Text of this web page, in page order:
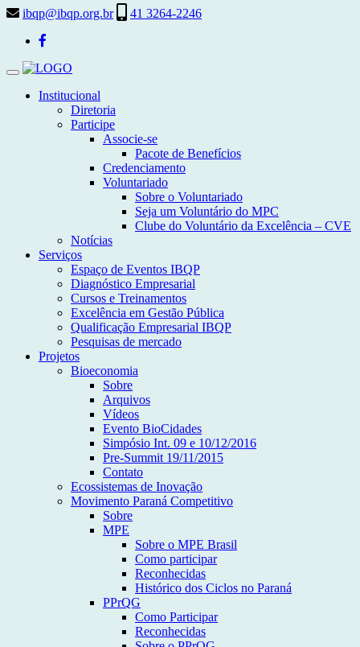
ibqp@ibqp.org.br 41 3264-2246
Toggle
navigationInstitucional
Diretoria
Participe
Associe-se
Pacote de Benefícios
Credenciamento
Voluntariado
Sobre o Voluntariado
Seja um Voluntário do MPC
Clube do Voluntário da Excelência – CVE
Notícias
Serviços
Espaço de Eventos IBQP
Diagnóstico Empresarial
Cursos e Treinamentos
Excelência em Gestão Pública
Qualificação Empresarial IBQP
Pesquisas de mercado
Projetos
Bioeconomia
Sobre
Arquivos
Vídeos
Evento BioCidades
Simpósio Int. 09 e 10/12/2016
Pre-Summit 19/11/2015
Contato
Ecossistemas de Inovação
Movimento Paraná Competitivo
Sobre
MPE
Sobre o MPE Brasil
Como participar
Reconhecidas
Histórico dos Ciclos no Paraná
PPrQG
Como Participar
Reconhecidas